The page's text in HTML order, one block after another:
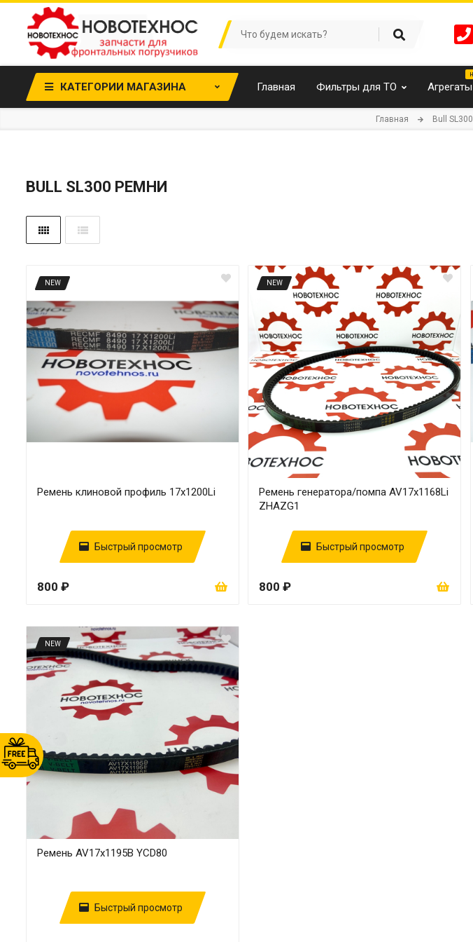
КАТЕГОРИИ МАГАЗИНА Главная Фильтры для ТО Агрегаты
Главная Bull SL300
BULL SL300 РЕМНИ
NEW
Ремень клиновой профиль 17x1200Li
Быстрый просмотр
800 ₽
NEW
Ремень генератора/помпа AV17х1168Li
ZHAZG1
Быстрый просмотр
800 ₽
NEW
Ремень AV17х1195B YCD80
Быстрый просмотр